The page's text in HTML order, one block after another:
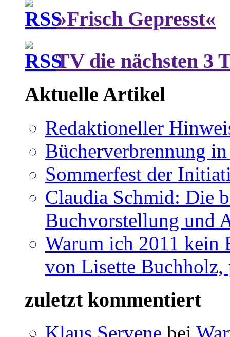
»Frisch Gepresst«
TV die nächsten 3
Aktuelle Artikel
Redaktioneller
Bücherverbrennung
Sommerfest der
Claudia Schmid: Die
Buchvorstellung und
Warum ich 2011 kein
von Lisette Buchholz,
zuletzt kommentiert